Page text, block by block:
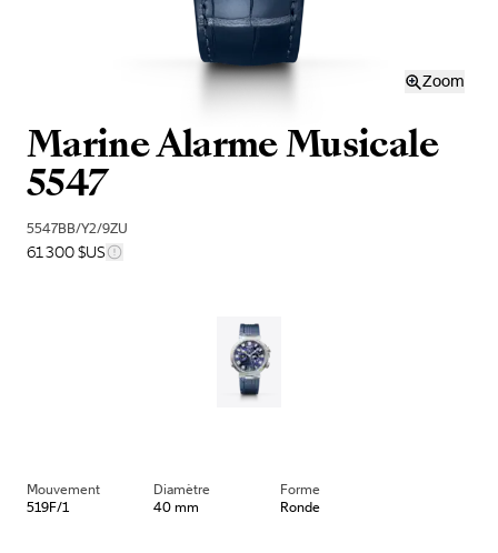
Zoom
Marine Alarme Musicale
5547
5547BB/Y2/9ZU
61 300 $US
Mouvement
519F/1
Diamètre
40 mm
Forme
Ronde